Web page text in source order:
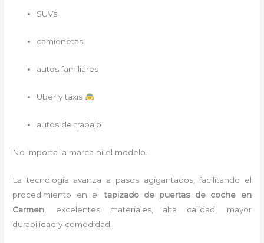
SUVs
camionetas
autos familiares
Uber y taxis
autos de trabajo
No importa la marca ni el modelo.
La tecnología avanza a pasos agigantados, facilitando el
procedimiento en eltapizado de puertas de coche en
Carmen , excelentes materiales, alta calidad, mayor
durabilidad y comodidad.